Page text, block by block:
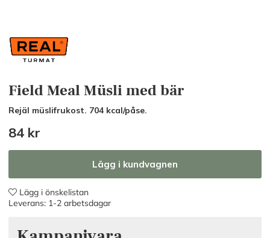
Field Meal Müsli med bär
Rejäl müslifrukost. 704 kcal/påse.
84 kr
Lägg i kundvagnen
Lägg i önskelistan
Leverans: 1-2 arbetsdagar